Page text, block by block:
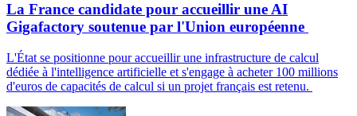
La France candidate pour accueillir une AI
Gigafactory soutenue par l'Union européenne
L'État se positionne pour accueillir une infrastructure de calcul
dédiée à l'intelligence artificielle et s'engage à acheter 100 millions
d'euros de capacités de calcul si un projet français est retenu.